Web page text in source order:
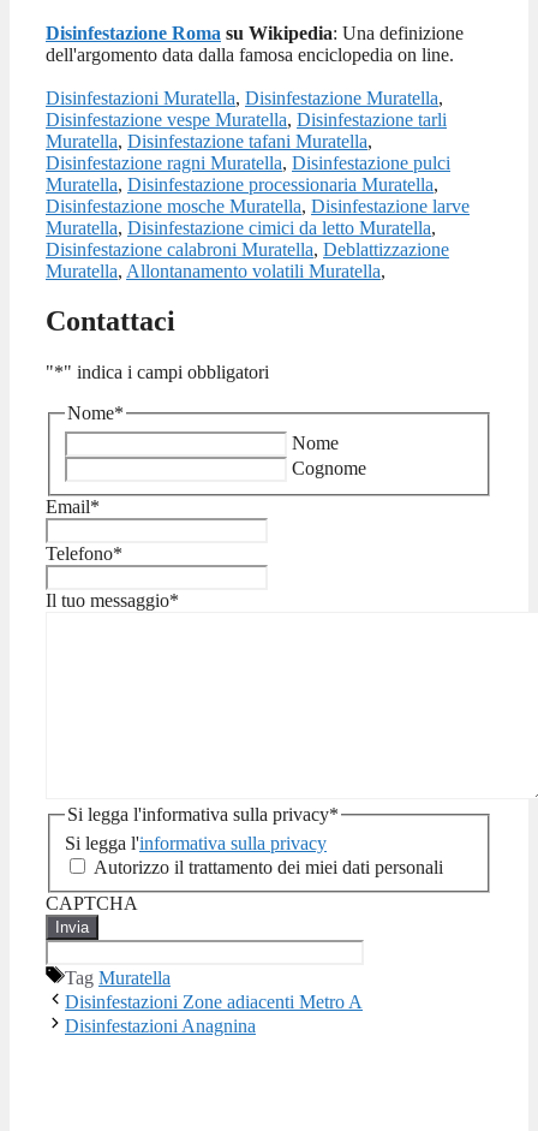
Disinfestazione Roma su Wikipedia: Una definizione
dell'argomento data dalla famosa enciclopedia on line.
Disinfestazioni Muratella, Disinfestazione Muratella,
Disinfestazione vespe Muratella, Disinfestazione tarli
Muratella, Disinfestazione tafani Muratella,
Disinfestazione ragni Muratella, Disinfestazione pulci
Muratella, Disinfestazione processionaria Muratella,
Disinfestazione mosche Muratella, Disinfestazione larve
Muratella, Disinfestazione cimici da letto Muratella,
Disinfestazione calabroni Muratella, Deblattizzazione
Muratella, Allontanamento volatili Muratella,
Contattaci
"*" indica i campi obbligatori
Nome*
Nome
Cognome
Email*
Telefono*
Il tuo messaggio*
Si legga l'informativa sulla privacy*
Si legga l'informativa sulla privacy
Autorizzo il trattamento dei miei dati personali
CAPTCHA
Tag Muratella
Disinfestazioni Zone adiacenti Metro A
Disinfestazioni Anagnina